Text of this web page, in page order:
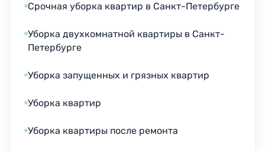
Срочная уборка квартир в Санкт-Петербурге
Уборка двухкомнатной квартиры в Санкт-
Петербурге
Уборка запущенных и грязных квартир
Уборка квартир
Уборка квартиры после ремонта